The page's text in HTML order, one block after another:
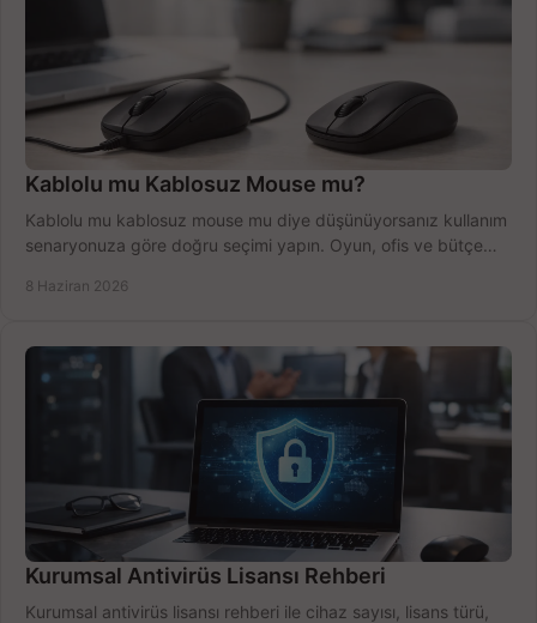
Kablolu mu Kablosuz Mouse mu?
Kablolu mu kablosuz mouse mu diye düşünüyorsanız kullanım
senaryonuza göre doğru seçimi yapın. Oyun, ofis ve bütçe
8 Haziran 2026
Kurumsal Antivirüs Lisansı Rehberi
Kurumsal antivirüs lisansı rehberi ile cihaz sayısı, lisans türü,